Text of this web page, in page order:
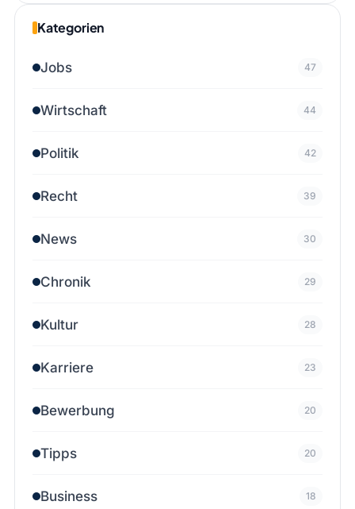
Kategorien
Jobs 47
Wirtschaft 44
Politik 42
Recht 39
News 30
Chronik 29
Kultur 28
Karriere 23
Bewerbung 20
Tipps 20
Business 18